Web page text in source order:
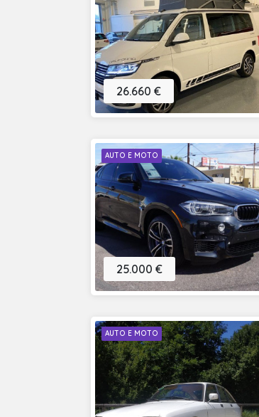
26.660 €
AUTO E MOTO
25.000 €
AUTO E MOTO